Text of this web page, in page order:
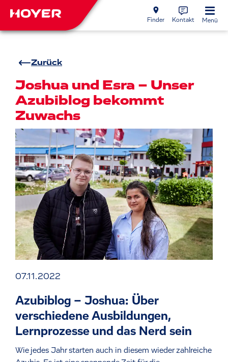
Finder Kontakt Menü
Zurück
J oshua und Esra – Unser
Azubiblog bekommt
Zuwachs
07.11.2022
Azubiblog – Joshua: Über
verschiedene Ausbildungen,
Lernprozesse und das Nerd sein
Wie jedes Jahr starten auch in diesem wieder zahlreiche